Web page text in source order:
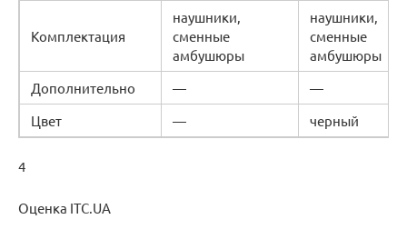
Комплектация
наушники,
сменные
амбушюры
наушники,
сменные
амбушюры
Дополнительно
—
—
Цвет
— черный
4
Оценка ITC.UA